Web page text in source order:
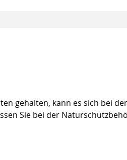
gehalten, kann es sich bei der
Sie bei der